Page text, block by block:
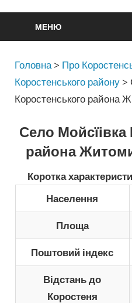
МЕНЮ
Головна > Про
Коростенського району >
Коростенського района
Село
района
Коротка
Населення
Площа
Поштовий індекс
Відстань до
Коростеня